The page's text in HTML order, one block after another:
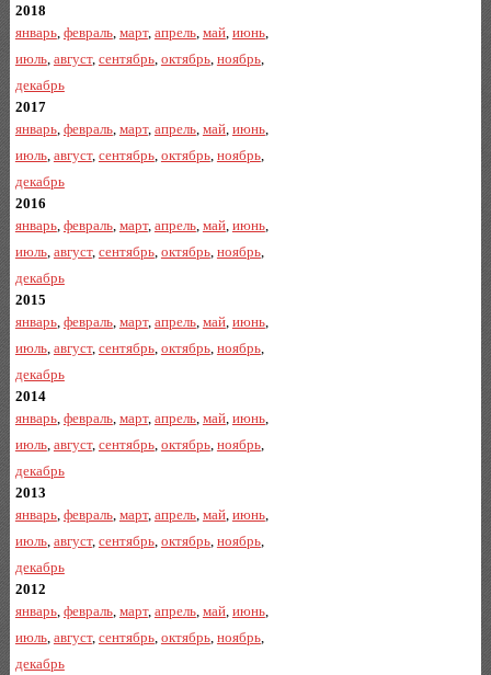
2018
январь, февраль, март, апрель, май, июнь,
июль, август, сентябрь, октябрь, ноябрь,
декабрь
2017
январь, февраль, март, апрель, май, июнь,
июль, август, сентябрь, октябрь, ноябрь,
декабрь
2016
январь, февраль, март, апрель, май, июнь,
июль, август, сентябрь, октябрь, ноябрь,
декабрь
2015
январь, февраль, март, апрель, май, июнь,
июль, август, сентябрь, октябрь, ноябрь,
декабрь
2014
январь, февраль, март, апрель, май, июнь,
июль, август, сентябрь, октябрь, ноябрь,
декабрь
2013
январь, февраль, март, апрель, май, июнь,
июль, август, сентябрь, октябрь, ноябрь,
декабрь
2012
январь, февраль, март, апрель, май, июнь,
июль, август, сентябрь, октябрь, ноябрь,
декабрь